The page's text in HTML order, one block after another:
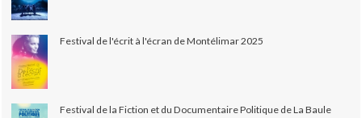
Festival de l'écrit à l'écran de Montélimar 2025
Festival de la Fiction et du Documentaire Politique de La Baule